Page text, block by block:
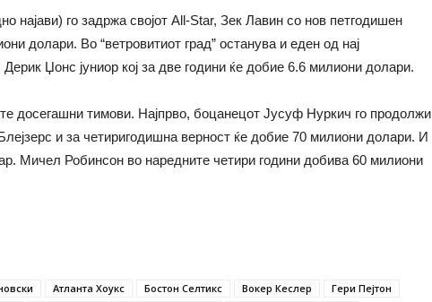
најави) го задржа својот All-Star, Зек Лавин со нов петгодишен
долари. Во “ветровитиот град” останува и еден од нај
Дерик Џонс јуниор кој за две години ќе добие 6.6 милиони долари.
досегашни тимови. Најпрво, боцанецот Јусуф Нуркич го продолжи
и за четиригодишна верност ќе добие 70 милиони долари. И
Мичел Робинсон во наредните четири години добива 60 милиони
Атланта Хоукс Бостон Селтикс Вокер Кеслер
Гери Пејтон